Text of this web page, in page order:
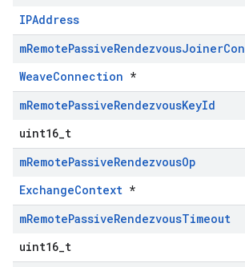
IPAddress
mRemotePassiveRendezvousJoinerCon
WeaveConnection *
mRemotePassiveRendezvousKeyId
uint16_t
mRemotePassiveRendezvousOp
ExchangeContext *
mRemotePassiveRendezvousTimeout
uint16_t